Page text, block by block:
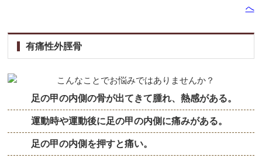
へ
有痛性外脛骨
足の甲の内側の骨が出てきて腫れ、熱感がある。
運動時や運動後に足の甲の内側に痛みがある。
足の甲の内側を押すと痛い。